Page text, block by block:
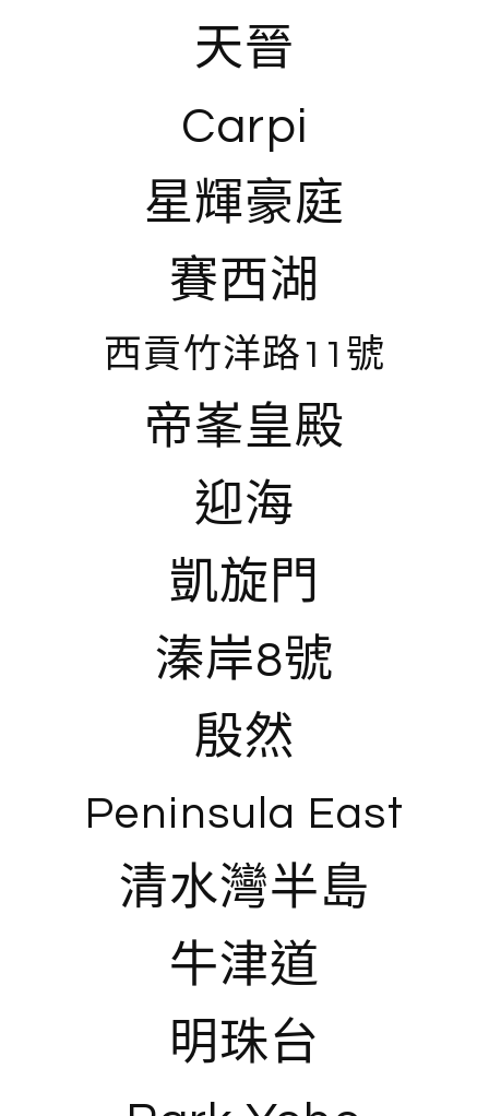
天晉
Carpi
星輝豪庭
賽西湖
西貢竹洋路11號
帝峯皇殿
迎海
凱旋門
溱岸8號
殷然
Peninsula East
清水灣半島
牛津道
明珠台